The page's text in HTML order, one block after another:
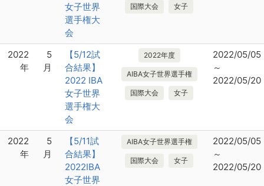
女子世界
選手権大
会
国際大会 女子
2022
年
5
月
【5/12試
合結果】
2022 IBA
女子世界
選手権大
会
2022年度
AIBA女子世界選手権
国際大会 女子
2022/05/05
～
2022/05/20
2022
年
5
月
【5/11試
合結果】
2022IBA
女子世界
AIBA女子世界選手権
国際大会 女子
2022/05/05
～
2022/05/20